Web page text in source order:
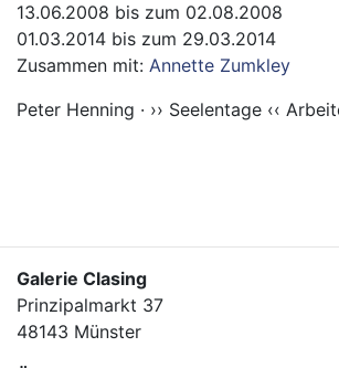
13.06.2008 bis zum 02.08.2008
01.03.2014 bis zum 29.03.2014
Zusammen mit: Annette Zumkley
Peter Henning · ›› Seelentage ‹‹
Galerie Clasing
Prinzipalmarkt 37
48143 Münster